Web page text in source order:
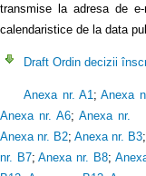
transmise la adresa de e-
calendaristice de la data
Draft Ordin decizii
Anexa nr. A1 ;Anexa
Anexa nr. A6; Anexa nr.
Anexa nr. B2;Anexa nr. B3
nr. B7;Anexa nr. B8;